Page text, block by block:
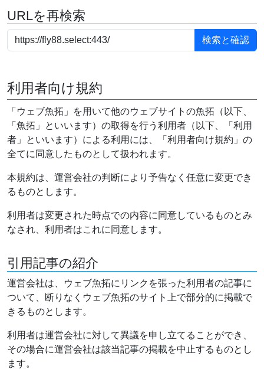
URLを再検索
利用者向け規約
「ウェブ魚拓」を用いて他のウェブサイトの魚拓（以下、
「魚拓」といいます）の取得を行う利用者（以下、「利用
者」といいます）による利用には、「利用者向け規約」の
全てに同意したものとして扱われます。
本規約は、運営会社の判断により予告なく任意に変更でき
るものとします。
利用者は変更された時点での内容に同意しているものとみ
なされ、利用者はこれに同意します。
引用記事の紹介
運営会社は、ウェブ魚拓にリンクを張った利用者の記事に
ついて、断りなくウェブ魚拓のサイト上で部分的に掲載で
きるものとします。
利用者は運営会社に対して異議を申し立てることができ、
その場合に運営会社は該当記事の掲載を中止するものとし
ます。